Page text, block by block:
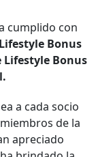
cumplido con
Lifestyle Bonus
Lifestyle Bonus
a cada socio
de la
apreciado